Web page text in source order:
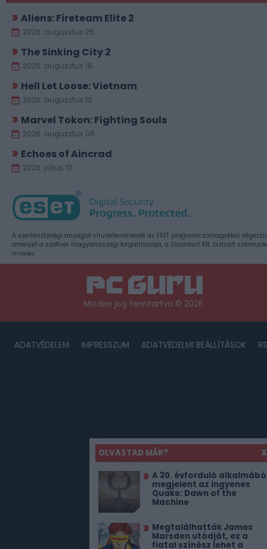
OLVASTAD MÁR?
X
A 30. évforduló
megjelent az ingyenes
Quake: Dawn of the
Machine
Megtalálhatták James
Marsden utódját, ez a
fiatal színész lehet a
Aliens: Fireteam Elite 2
2026. augusztus 25.
The Sinking City 2
2026. augusztus 18.
Hell Let Loose: Vietnam
2026. augusztus 13.
Marvel Tokon: Fighting Souls
2026. augusztus 06.
Echoes of Aincrad
2026. július 10.
A szerkesztőségi anyagok vírusellenőrzését az ESET programcsomagokkal
amelyet a szoftver magyarországi forgalmazója, a Sicontact Kft. biztosít
Hirdetés
Minden jog fenntartva © 2026
ADATVÉDELEM IMPRESSZUM ADATVÉDELMI BEÁLLÍTÁSOK